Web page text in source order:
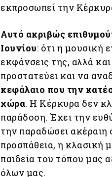
εκπροσωπεί την
Αυτό ακριβώς
Ιουνίου: ότι η μουσική
εκφάνσεις της, αλλά
προστατεύει και να
κεφάλαιο που την
χώρα. Η Κέρκυρα δεν
παράδοση. Έχει την
την παραδώσει ακέραιη
προσπάθεια, η κλασική
παιδεία του τόπου μας
όλων μας.